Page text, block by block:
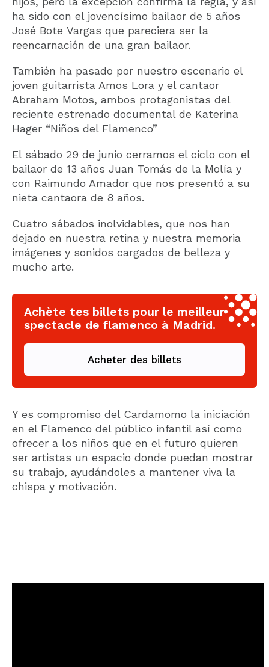
ha sido con el jovencísimo bailaor de 5 años
José Bote Vargas que pareciera ser la
reencarnación de una gran bailaor.
También ha pasado por nuestro escenario el
joven guitarrista Amos Lora y el cantaor
Abraham Motos, ambos protagonistas del
reciente estrenado documental de Katerina
Hager “Niños del Flamenco”
El sábado 29 de junio cerramos el ciclo con el
bailaor de 13 años Juan Tomás de la Molía y
con Raimundo Amador que nos presentó a su
nieta cantaora de 8 años.
Cuatro sábados inolvidables, que nos han
dejado en nuestra retina y nuestra memoria
imágenes y sonidos cargados de belleza y
mucho arte.
Achète tes billets pour le meilleur
spectacle de flamenco à Madrid.
Acheter des billets
Y es compromiso del Cardamomo la iniciación
en el Flamenco del público infantil así como
ofrecer a los niños que en el futuro quieren
ser artistas un espacio donde puedan mostrar
su trabajo, ayudándoles a mantener viva la
chispa y motivación.